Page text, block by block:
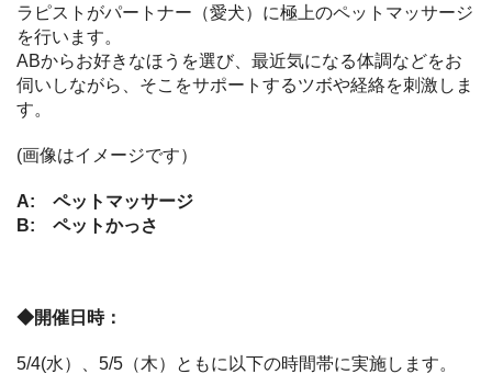
ラピストがパートナー（愛犬）に極上のペットマッサージ
を行います。
ABからお好きなほうを選び、最近気になる体調などをお
伺いしながら、そこをサポートするツボや経絡を刺激しま
す。
(画像はイメージです）
A: ペットマッサージ
B: ペットかっさ
◆開催日時：
5/4(水）、5/5（木）ともに以下の時間帯に実施します。